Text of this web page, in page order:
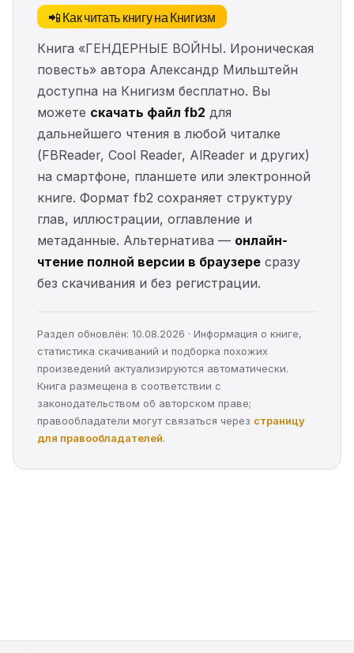
📲 Как читать книгу на Книгизм
Книга «ГЕНДЕРНЫЕ ВОЙНЫ. Ироническая
повесть» автора Александр Мильштейн
доступна на Книгизм бесплатно. Вы
можете скачать файл fb2 для
дальнейшего чтения в любой читалке
(FBReader, Cool Reader, AlReader и других)
на смартфоне, планшете или электронной
книге. Формат fb2 сохраняет структуру
глав, иллюстрации, оглавление и
метаданные. Альтернатива — онлайн-
чтение полной версии в браузере сразу
без скачивания и без регистрации.
Раздел обновлён: 10.08.2026 · Информация о книге,
статистика скачиваний и подборка похожих
произведений актуализируются автоматически.
Книга размещена в соответствии с
законодательством об авторском праве;
правообладатели могут связаться через страницу
для правообладателей.